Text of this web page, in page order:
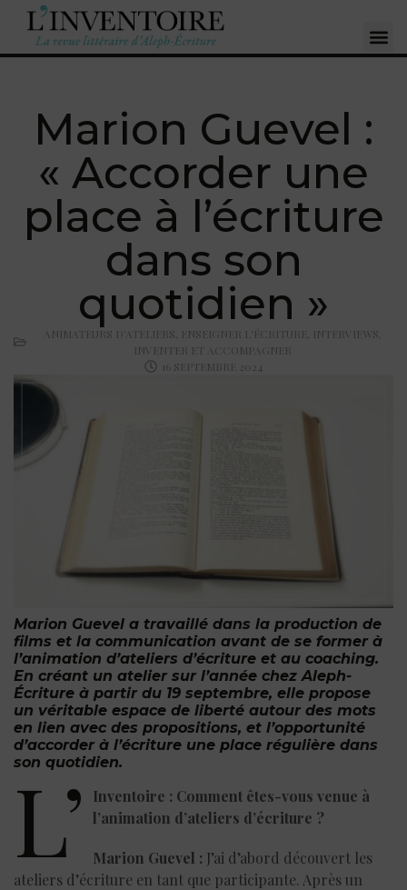
Marion Guevel :
« Accorder une
place à l’écriture
dans son
quotidien »
ANIMATEURS D'ATELIERS ENSEIGNER L'ÉCRITURE INTERVIEWS
INVENTER ET ACCOMPAGNER
16 SEPTEMBRE 2024
Marion Guevel a travaillé dans la production de
films et la communication avant de se former à
l’animation d’ateliers d’écriture et au coaching.
En créant un atelier sur l’année chez Aleph-
Écriture à partir du 19 septembre, elle propose
un véritable espace de liberté autour des mots
en lien avec des propositions, et l’opportunité
d’accorder à l’écriture une place régulière dans
son quotidien.
L’
Inventoire : Comment êtes-vous venue à
l’animation d’ateliers d’écriture ?
Marion Guevel : J’ai d’abord découvert les
ateliers d’écriture en tant que participante. Après un